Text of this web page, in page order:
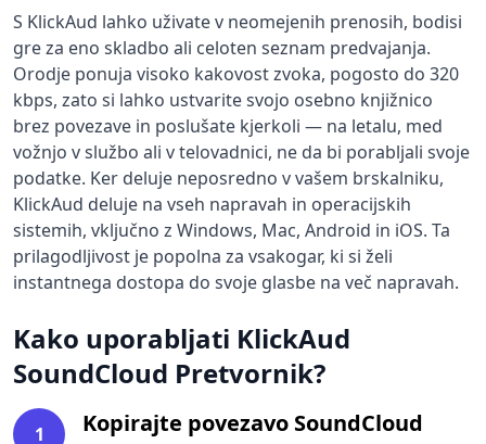
S KlickAud lahko uživate v neomejenih prenosih, bodisi
gre za eno skladbo ali celoten seznam predvajanja.
Orodje ponuja visoko kakovost zvoka, pogosto do 320
kbps, zato si lahko ustvarite svojo osebno knjižnico
brez povezave in poslušate kjerkoli — na letalu, med
vožnjo v službo ali v telovadnici, ne da bi porabljali svoje
podatke. Ker deluje neposredno v vašem brskalniku,
KlickAud deluje na vseh napravah in operacijskih
sistemih, vključno z Windows, Mac, Android in iOS. Ta
prilagodljivost je popolna za vsakogar, ki si želi
instantnega dostopa do svoje glasbe na več napravah.
Kako uporabljati KlickAud
SoundCloud Pretvornik?
1 Kopirajte povezavo SoundCloud